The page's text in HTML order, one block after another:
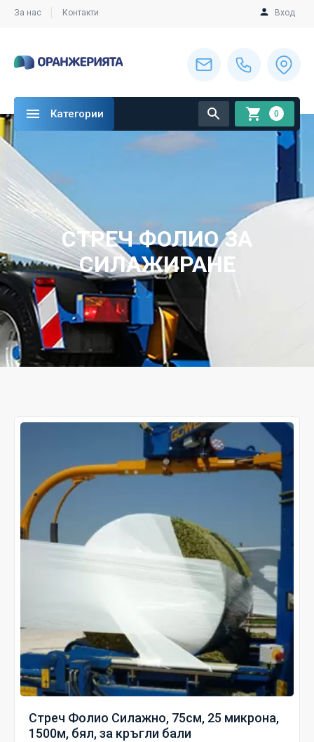
За нас Контакти Вход
Категории 0
СТРЕЧ ФОЛИО ЗА
СИЛАЖИРАНЕ
Стреч Фолио Силажно, 75см, 25 микрона,
1500м, бял, за кръгли бали